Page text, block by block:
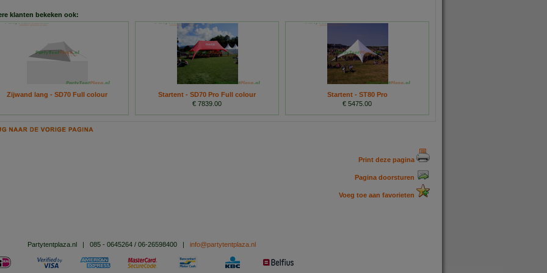
klanten bekeken ook:
Zijwand lang - SD70 Full colour
Startent - SD70 Pro Full colour
€ 7839.00
Startent - ST80 Pro
€ 5475.00
Print deze pagina
Pagina doorsturen
Voeg toe aan favorieten
Partytentplaza.nl 085 - 0645264 / 06-26598400| info@partytentplaza.nl